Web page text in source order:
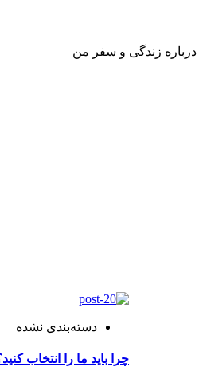
درباره زندگی و سفر من
دسته‌بندی نشده
چرا باید ما را انتخاب کنید؟